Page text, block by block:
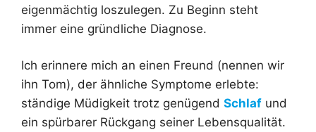
eigenmächtig loszulegen. Zu Beginn steht
immer eine gründliche Diagnose.
Ich erinnere mich an einen Freund (nennen wir
ihn Tom), der ähnliche Symptome erlebte:
ständige Müdigkeit trotz genügend Schlaf und
ein spürbarer Rückgang seiner Lebensqualität.